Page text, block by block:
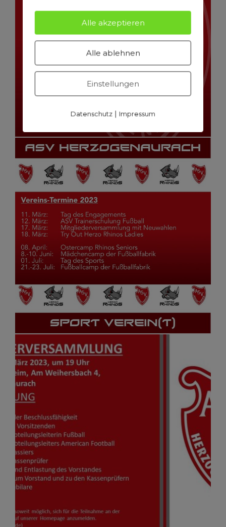
Alle akzeptieren
Alle ablehnen
Einstellungen
Datenschutz| Impressum